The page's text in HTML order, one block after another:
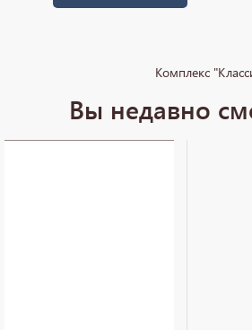
Комплекс
Вы недавно